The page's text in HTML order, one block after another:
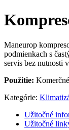
Maneurop
podmienkach s
servis bez nutnosti
Použitie:
Kategórie:
Užitočné
Užitočné